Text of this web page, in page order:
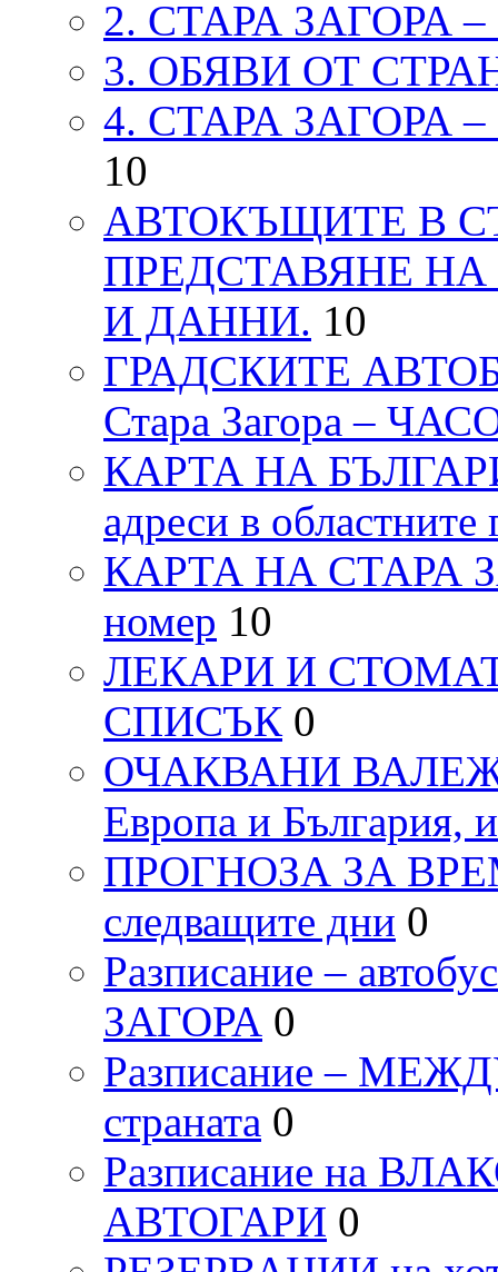
2. СТАРА ЗАГОРА
3. ОБЯВИ ОТ
4. СТАРА ЗАГОРА
10
АВТОКЪЩИТЕ В
ПРЕДСТАВЯНЕ
И ДАННИ. 10
ГРАДСКИТЕ
Стара Загора –
КАРТА НА
адреси в областните
КАРТА НА СТАРА
номер 10
ЛЕКАРИ И
СПИСЪК 0
ОЧАКВАНИ ВАЛЕЖИ
Европа и България,
ПРОГНОЗА ЗА
следващите дни 0
Разписание –
ЗАГОРА 0
Разписание –
страната 0
Разписание на
АВТОГАРИ 0